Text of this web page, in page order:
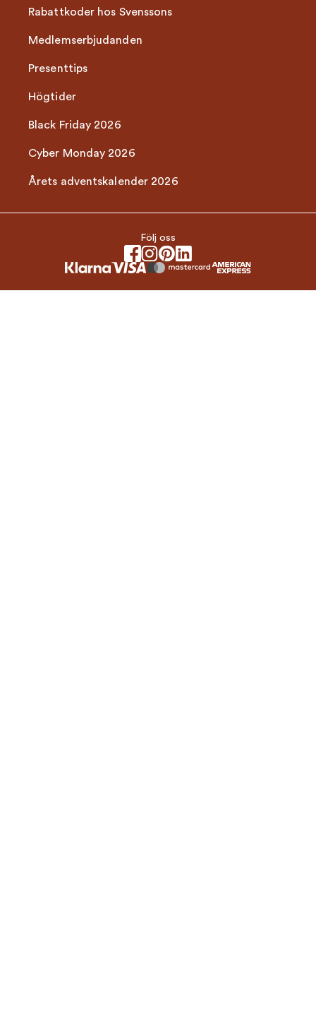
Rabattkoder hos Svenssons
Medlemserbjudanden
Presenttips
Högtider
Black Friday 2026
Cyber Monday 2026
Årets adventskalender 2026
Följ oss